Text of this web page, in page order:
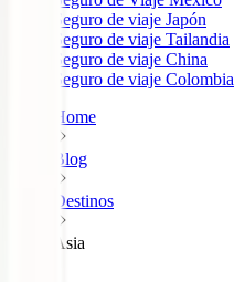
Seguro de viaje Japón
Seguro de viaje Tailandia
Seguro de viaje China
Seguro de viaje Colombia
Home
Blog
Destinos
Asia